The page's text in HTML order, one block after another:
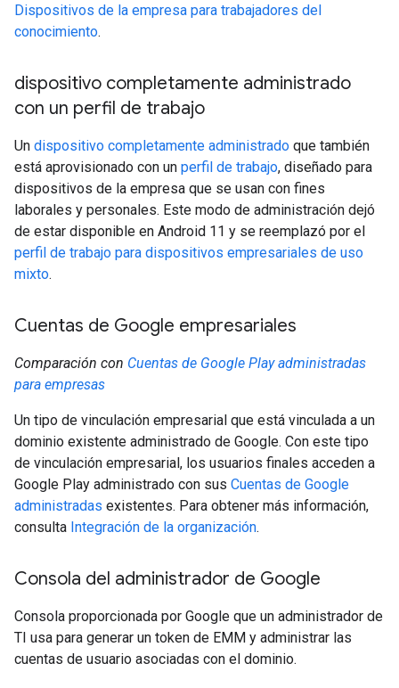
Dispositivos de la empresa para trabajadores del
conocimiento.
dispositivo completamente administrado
con un perfil de trabajo
Un dispositivo completamente administrado que también
está aprovisionado con un perfil de trabajo, diseñado para
dispositivos de la empresa que se usan con fines
laborales y personales. Este modo de administración dejó
de estar disponible en Android 11 y se reemplazó por el
perfil de trabajo para dispositivos empresariales de uso
mixto.
Cuentas de Google empresariales
Comparación con Cuentas de Google Play administradas
para empresas
Un tipo de vinculación empresarial que está vinculada a un
dominio existente administrado de Google. Con este tipo
de vinculación empresarial, los usuarios finales acceden a
Google Play administrado con sus Cuentas de Google
administradas existentes. Para obtener más información,
consulta Integración de la organización.
Consola del administrador de Google
Consola proporcionada por Google que un administrador de
TI usa para generar un token de EMM y administrar las
cuentas de usuario asociadas con el dominio.